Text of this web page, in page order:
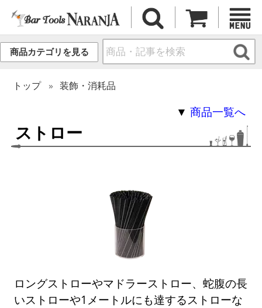
商品カテゴリを見る
トップ 装飾・消耗品
ストロー
▼商品一覧へ
ロングストローやマドラーストロー、蛇腹の長
いストローや1メートルにも達するストローな